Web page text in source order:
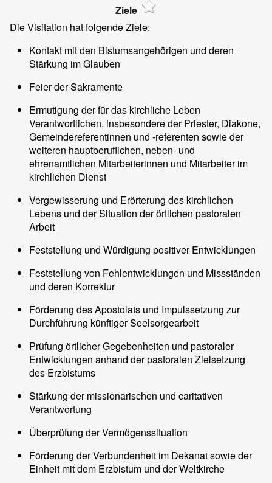
Ziele
Die Visitation hat folgende Ziele:
Kontakt mit den Bistumsangehörigen und deren
Stärkung im Glauben
Feier der Sakramente
Ermutigung der für das kirchliche Leben
Verantwortlichen, insbesondere der Priester, Diakone,
Gemeindereferentinnen und -referenten sowie der
weiteren hauptberuflichen, neben- und
ehrenamtlichen Mitarbeiterinnen und Mitarbeiter im
kirchlichen Dienst
Vergewisserung und Erörterung des kirchlichen
Lebens und der Situation der örtlichen pastoralen
Arbeit
Feststellung und Würdigung positiver Entwicklungen
Feststellung von Fehlentwicklungen und Missständen
und deren Korrektur
Förderung des Apostolats und Impulssetzung zur
Durchführung künftiger Seelsorgearbeit
Prüfung örtlicher Gegebenheiten und pastoraler
Entwicklungen anhand der pastoralen Zielsetzung
des Erzbistums
Stärkung der missionarischen und caritativen
Verantwortung
Überprüfung der Vermögenssituation
Förderung der Verbundenheit im Dekanat sowie der
Einheit mit dem Erzbistum und der Weltkirche